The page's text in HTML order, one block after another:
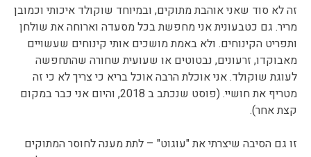
זה לא סוד שאני אוהבת מתוקים, ובמיוחד שוקולד איכותי וכמובן
מריר. גם כטבעונית אני מחפשת בכל מסעדה וארוחה את שולחן
ותפריט הקינוחים. ולא באמת מושכים אותי קינוחים שעשויים
מאבוקדו, זרעונים, נבטוטים או שעועית שחורה שהתחפשה
לעוגת שוקולד. אני אוכלת הרבה אוכל בריא כי צריך לא כי זה
מטריף את חושיי. (פוסט שנכתב ב 2018, והיום אני כבר במקום
קצת אחר).
זו גם הסיבה שיצרתי את "עוגוט" – לתת מענה לחוסר המתוקים